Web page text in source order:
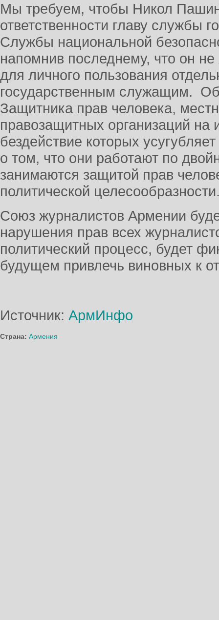
Мы требуем, чтобы Никол
ответственности главу службы
Службы национальной
напомнив последнему, что он
для личного пользования
государственным служащим.
Защитника прав человека,
правозащитных организаций на
бездействие которых
о том, что они работают по
занимаются защитой прав
политической
Союз журналистов Армении
нарушения прав всех
политический процесс, будет
будущем привлечь виновных к
Источник: АрмИнфо
Страна: Армения